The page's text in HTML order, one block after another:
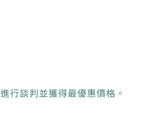
行談判並獲得最優惠價格。